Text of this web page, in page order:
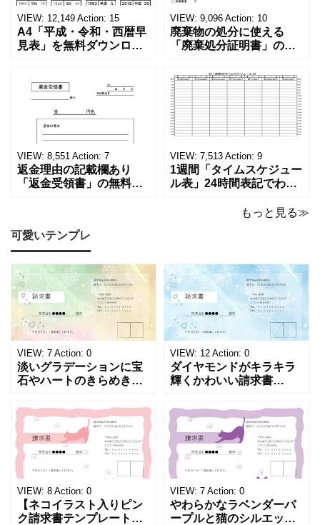
VIEW: 12,149 Action: 15
A4「平成・令和・西暦早
見表」を無料ダウンロー
る！印刷可能な一覧表！
印刷可能な平成・令和・
西暦早見表を無料ダウン
ロードでご利用いただけ
ます。 パソコンに保存し
ていただくか、A4サイズ
でコピーしてご
VIEW: 9,096 Action: 10
廃棄物の処分に使える
「廃棄処分証明書」の無
ーカーの代理店、回収業
者へおすすめ！(Excel・
Word・PDF)正しく廃棄
されたことを証明する書
類「廃棄処分証明書」の
テンプレートです。 量販
店や家電メーカーの代理
店、回収
VIEW: 8,551 Action: 7
返金理由の記載欄あり
「返金受領書」の無料テ
め！過払い･誤入金などが
発生した際にも使える、
モノクロでシンプルな
「返金領収書」のテンプ
レートとなります。 A4縦
型サイズで用紙に印
VIEW: 7,513 Action: 9
1週間「タイムスケジュー
ル表」24時間表記でわか
ト！A4横型ExcelやWord
表になります。 A4横型サ
イズの無料テンプレート
で、Excel・Wo
もっと見る≫
可愛いテンプレ
VIEW: 7 Action: 0
淡いグラデーションに宝
石やハートのきらめきを
チックな請求書雛形で
す。パステルピンクやラ
ベンダーの色彩がやわら
かな質感を生み出し、受
け取った相手の心をくす
ぐる特別な仕上がりとな
っています。 ハンドメイ
ド雑貨、コスメブラン
VIEW: 12 Action: 0
ダイヤモンドがキラキラ
輝くかわいい請求書
感あふれるライトブルー
背景に、ジュエルモチー
フを散りばめた煌びやか
な請求書素材です。清潔
感と高級感が同居するデ
ザインは、クライアント
に信頼感と華やかな印象
を同時に届けます
VIEW: 8 Action: 0
【ネコイラスト入りピン
ク請求書テンプレート
VIEW: 7 Action: 0
やわらかなラベンダーパ
ープルと猫のシルエット